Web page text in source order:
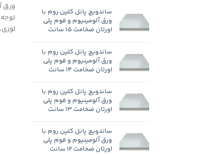
ساندویچ پانل کلین روم با
ورق آلومینیوم و فوم پلی
اورتان ضخامت 15 سانت
ساندویچ پانل کلین روم با
ورق آلومینیوم و فوم پلی
اورتان ضخامت 14 سانت
ساندویچ پانل کلین روم با
ورق آلومینیوم و فوم پلی
اورتان ضخامت 13 سانت
ساندویچ پانل کلین روم با
ورق آلومینیوم و فوم پلی
اورتان ضخامت 12 سانت
ورق